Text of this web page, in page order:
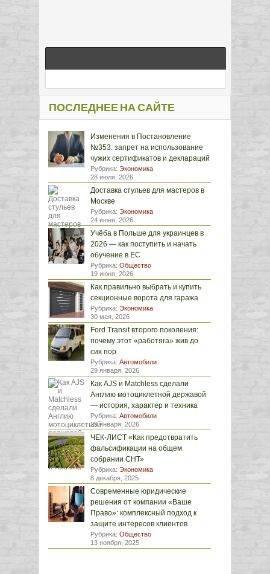
ПОСЛЕДНЕЕ НА САЙТЕ
Изменения в Постановление
№353: запрет на использование
чужих сертификатов и деклараций
Рубрика: Экономика
28 июля, 2026
Доставка стульев для мастеров в
Москве
Рубрика: Экономика
24 июня, 2026
Учёба в Польше для украинцев в
2026 — как поступить и начать
обучение в ЕС
Рубрика: Общество
19 июня, 2026
Как правильно выбрать и купить
секционные ворота для гаража
Рубрика: Экономика
30 мая, 2026
Ford Transit второго поколения:
почему этот «работяга» жив до
сих пор
Рубрика: Автомобили
29 января, 2026
Как AJS и Matchless сделали
Англию мотоциклетной державой
— история, характер и техника
Рубрика: Автомобили
29 января, 2026
ЧЕК-ЛИСТ «Как предотвратить
фальсификации на общем
собрании СНТ»
Рубрика: Экономика
8 декабря, 2025
Современные юридические
решения от компании «Ваше
Право»: комплексный подход к
защите интересов клиентов
Рубрика: Общество
13 ноября, 2025